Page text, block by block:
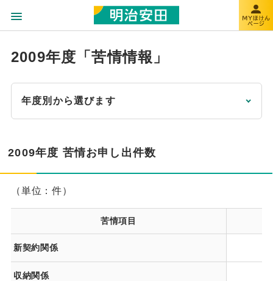
2009年度「苦情情報」
年度別から選びます
2009年度 苦情お申し出件数
（単位：件）
苦情項目
新契約関係
収納関係